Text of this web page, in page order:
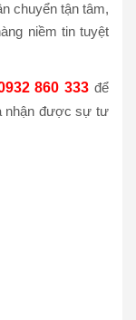
chuyển tận tâm,
niềm tin tuyệt
860 333 để
nhận được sự tư